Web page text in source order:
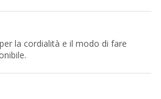
la cordialità e il modo di fare